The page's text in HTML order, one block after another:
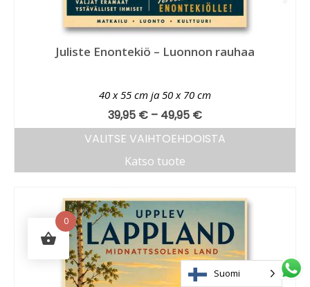
Juliste Enontekiö – Luonnon rauhaa
40 x 55 cm ja 50 x 70 cm
39,95 € – 49,95 €
VALITSE VAIHTOEHDOISTA
Katso tuote
0
Suomi